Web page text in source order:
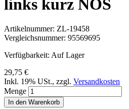
links kurz NOS
Artikelnummer: ZL-19458
Vergleichsnummer: 95569695
Verfügbarkeit: Auf Lager
29,75 €
Inkl. 19% USt., zzgl. Versandkosten
Menge
In den Warenkorb